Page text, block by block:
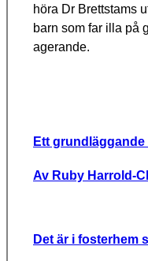
höra Dr Brettstams
barn som far illa på
agerande.
Ett grundläggande
Av Ruby Harrold-
Det är i fosterhem